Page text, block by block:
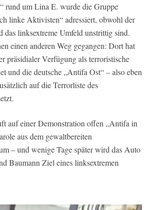
rund um Lina E. wurde die Gruppe
linke Aktivisten“ adressiert, obwohl der
das linksextreme Umfeld unstrittig sind.
einen anderen Weg gegangen: Dort hat
präsidialer Verfügung als terroristische
und die deutsche „Antifa Ost“ – also eben
auf die Terrorliste des
auf einer Demonstration offen „Antifa in
aus dem gewaltbereiten
– und wenige Tage später wird das Auto
Baumann Ziel eines linksextremen